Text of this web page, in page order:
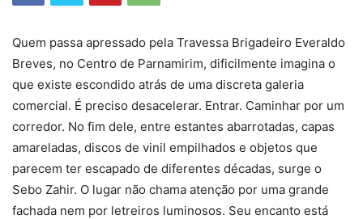
Quem passa apressado pela Travessa Brigadeiro Everaldo
Breves, no Centro de Parnamirim, dificilmente imagina o
que existe escondido atrás de uma discreta galeria
comercial. É preciso desacelerar. Entrar. Caminhar por um
corredor. No fim dele, entre estantes abarrotadas, capas
amareladas, discos de vinil empilhados e objetos que
parecem ter escapado de diferentes décadas, surge o
Sebo Zahir. O lugar não chama atenção por uma grande
fachada nem por letreiros luminosos. Seu encanto está